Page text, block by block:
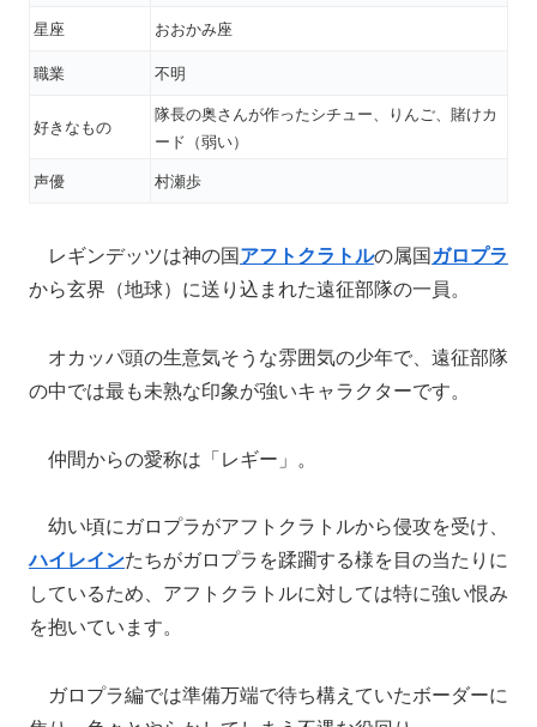
星座
おおかみ座
職業
不明
好きなもの
隊長の奥さんが作ったシチュー、りんご、賭けカ
ード（弱い）
声優
村瀬歩
レギンデッツは神の国アフトクラトルの属国ガロプラ
から玄界（地球）に送り込まれた遠征部隊の一員。
オカッパ頭の生意気そうな雰囲気の少年で、遠征部隊
の中では最も未熟な印象が強いキャラクターです。
仲間からの愛称は「レギー」。
幼い頃にガロプラがアフトクラトルから侵攻を受け、
ハイレインたちがガロプラを蹂躙する様を目の当たりに
しているため、アフトクラトルに対しては特に強い恨み
を抱いています。
ガロプラ編では準備万端で待ち構えていたボーダーに